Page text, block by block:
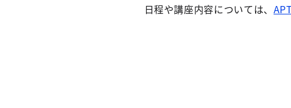
日程や講座内容については、